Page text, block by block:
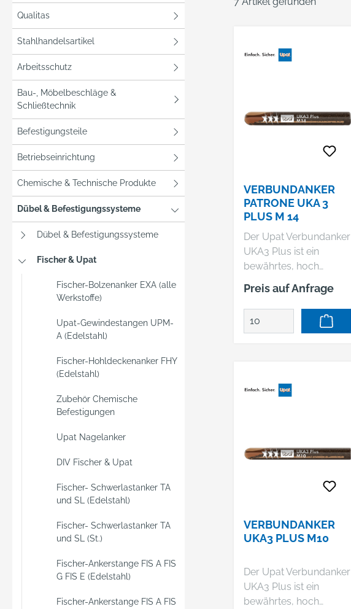
Qualitas
Stahlhandelsartikel
Arbeitsschutz
Bau-, Möbelbeschläge &
Schließtechnik
Befestigungsteile
Betriebseinrichtung
Chemische & Technische Produkte
Dübel & Befestigungssysteme
Dübel & Befestigungssysteme
Fischer & Upat
Fischer-Bolzenanker EXA (alle
Werkstoffe)
Upat-Gewindestangen UPM-
A (Edelstahl)
Fischer-Hohldeckenanker FHY
(Edelstahl)
Zubehör Chemische
Befestigungen
Upat Nagelanker
DIV Fischer & Upat
Fischer- Schwerlastanker TA
und SL (Edelstahl)
Fischer- Schwerlastanker TA
und SL (St.)
Fischer-Ankerstange FIS A FIS
G FIS E (Edelstahl)
Fischer-Ankerstange FIS A FIS
VERBUNDANKER
PATRONE UKA 3
PLUS M 14
Der Upat Verbundanker
UKA3 Plus ist ein
bewährtes, hoch
leistungsfähiges
Befestigungssystem
bestehend aus
Mörtelpatrone und
gerissenen und
ungerissenen Beton
Gefüge. Häufige
Stützenfüße und Silos.
Preis auf Anfrage
VERBUNDANKER
UKA3 PLUS M10
Der Upat Verbundanker
UKA3 Plus ist ein
bewährtes, hoch